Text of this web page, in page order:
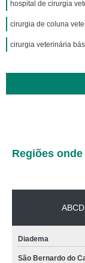
hospital de cirurgia
cirurgia de coluna
cirurgia veterinária
Regiões
ABCD
Diadema
São Bernardo do